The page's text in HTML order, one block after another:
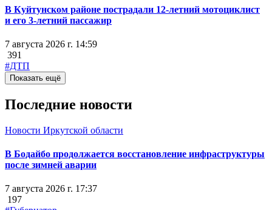
В Куйтунском районе пострадали 12-летний мотоциклист
и его 3-летний пассажир
7 августа 2026 г. 14:59
391
#ДТП
Показать ещё
Последние новости
Новости Иркутской области
В Бодайбо продолжается восстановление инфраструктуры
после зимней аварии
7 августа 2026 г. 17:37
197